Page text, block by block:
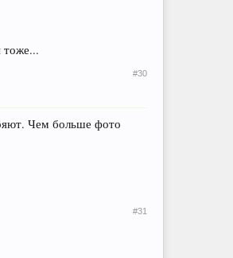
тоже...
#30
Чем больше фото
#31